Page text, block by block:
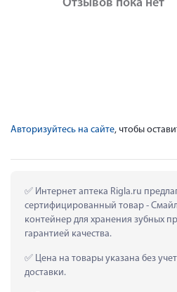
Отзывов пока нет
Авторизуйтесь на сайте, чтобы
Интернет аптека Rigla.ru
сертифицированный товар -
контейнер для хранения зубных
гарантией качества.
Цена на товары указана без
доставки.